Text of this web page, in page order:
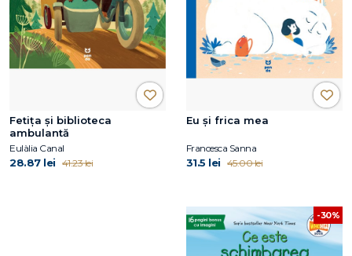
Fetița și biblioteca
ambulantă
Eulàlia Canal
28.87 lei 41.23 lei
Eu și frica mea
Francesca Sanna
31.5 lei 45.00 lei
-30%